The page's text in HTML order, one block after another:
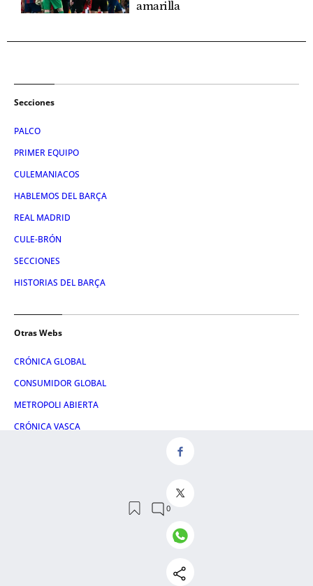
amarilla
Secciones
PALCO
PRIMER EQUIPO
CULEMANIACOS
HABLEMOS DEL BARÇA
REAL MADRID
CULE-BRÓN
SECCIONES
HISTORIAS DEL BARÇA
Otras Webs
CRÓNICA GLOBAL
CONSUMIDOR GLOBAL
METROPOLI ABIERTA
CRÓNICA VASCA